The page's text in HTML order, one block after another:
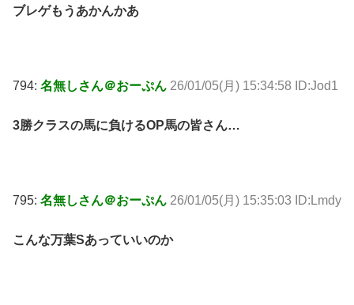
ブレゲもうあかんかあ
794: 名無しさん＠おーぷん 26/01/05(月) 15:34:58 ID:Jod1
3勝クラスの馬に負けるOP馬の皆さん…
795: 名無しさん＠おーぷん 26/01/05(月) 15:35:03 ID:Lmdy
こんな万葉Sあっていいのか